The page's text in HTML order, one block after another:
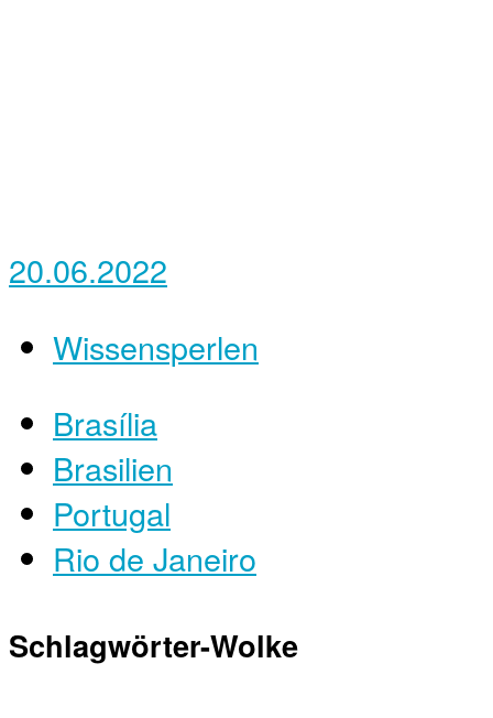
20.06.2022
Wissensperlen
Brasília
Brasilien
Portugal
Rio de Janeiro
Schlagwörter-Wolke